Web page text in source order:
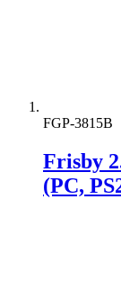
FGP-3815B
Frisby
(PC,